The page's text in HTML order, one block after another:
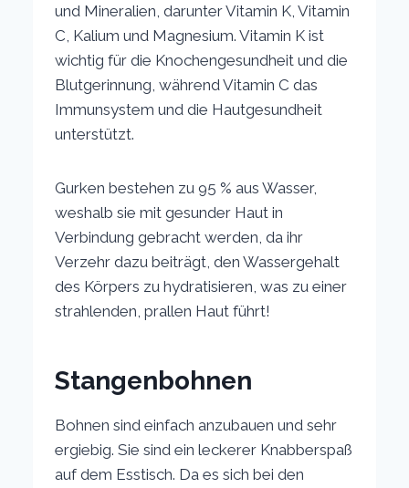
und Mineralien, darunter Vitamin K, Vitamin
C, Kalium und Magnesium. Vitamin K ist
wichtig für die Knochengesundheit und die
Blutgerinnung, während Vitamin C das
Immunsystem und die Hautgesundheit
unterstützt.
Gurken bestehen zu 95 % aus Wasser,
weshalb sie mit gesunder Haut in
Verbindung gebracht werden, da ihr
Verzehr dazu beiträgt, den Wassergehalt
des Körpers zu hydratisieren, was zu einer
strahlenden, prallen Haut führt!
Stangenbohnen
Bohnen sind einfach anzubauen und sehr
ergiebig. Sie sind ein leckerer Knabberspaß
auf dem Esstisch. Da es sich bei den